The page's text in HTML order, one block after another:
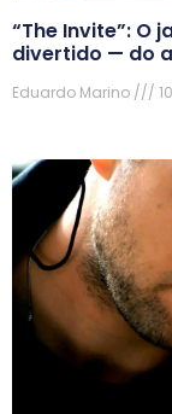
“The Invite”:
divertido — do
Eduardo Marino